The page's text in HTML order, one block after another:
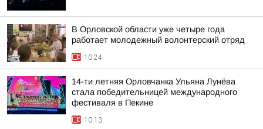
В Орловской области уже четыре года
работает молодежный волонтерский отряд
10:24
14-ти летняя Орловчанка Ульяна Лунёва
стала победительницей международного
фестиваля в Пекине
10:13